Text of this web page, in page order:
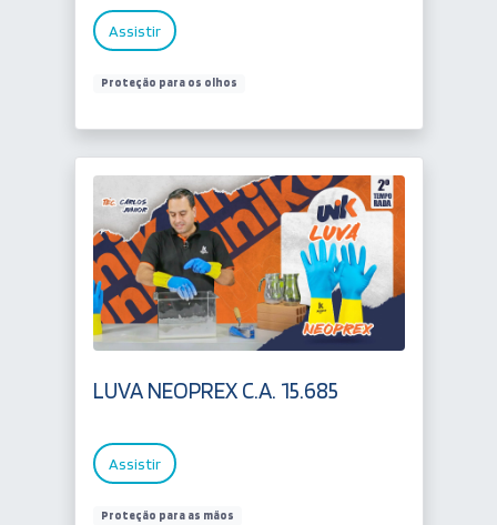
Assistir
Proteção para os olhos
LUVA NEOPREX C.A. 15.685
Assistir
Proteção para as mãos